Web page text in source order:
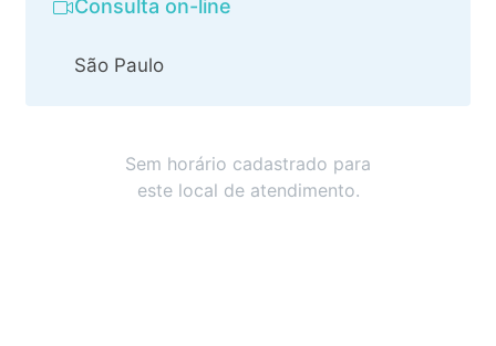
Consulta on-line
São Paulo
Sem horário cadastrado para
este local de atendimento.